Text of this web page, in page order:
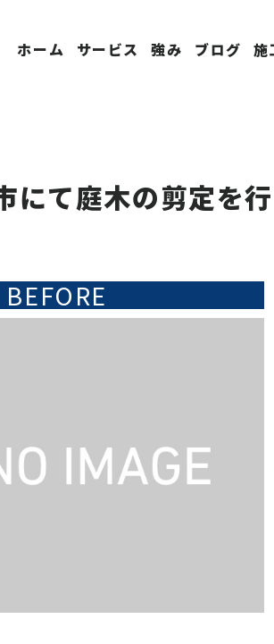
ホーム サービス 強み ブログ 施
にて庭木の剪定を
BEFORE